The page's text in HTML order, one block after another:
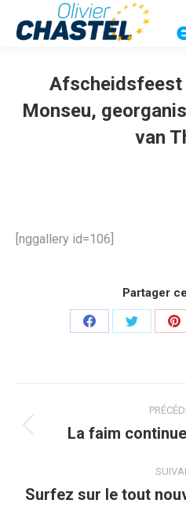
Afscheidsfeest
Monseu,
van
[nggallery id=106]
Partager
PartagerPartager
article
:
La faim
Surfez sur le tout